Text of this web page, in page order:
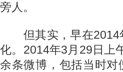
旁人。
但其实，早在2014
化。2014年3月29日上
余条微博，包括当时